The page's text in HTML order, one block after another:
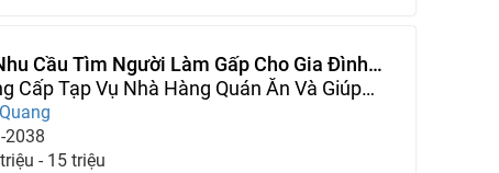
Cầu Tìm Người Làm Gấp Cho Gia Đình
Cấp Tạp Vụ Nhà Hàng Quán Ăn Và Giúp
2038
- 15 triệu